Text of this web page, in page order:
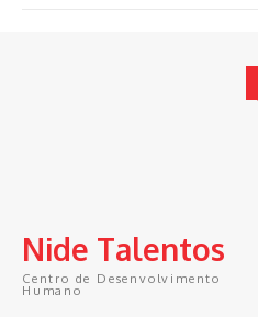
Nide Talentos
Centro de Desenvolvimento
Humano